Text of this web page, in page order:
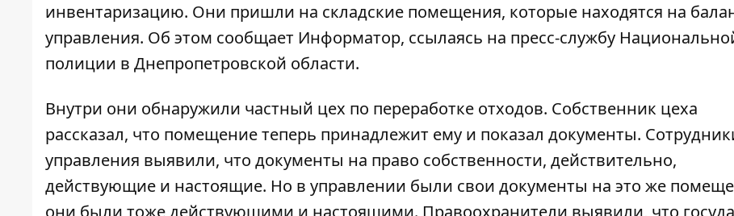
инвентаризацию. Они пришли на складские помещения, которые находятся на
управления. Об этом сообщает Информатор, ссылаясь на пресс-службу
полиции в Днепропетровской области.
Внутри они обнаружили частный цех по переработке отходов. Собственник цеха
рассказал, что помещение теперь принадлежит ему и показал документы.
управления выявили, что документы на право собственности, действительно,
действующие и настоящие. Но в управлении были свои документы на это же
они были тоже действующими и настоящими. Правоохранители выявили, что